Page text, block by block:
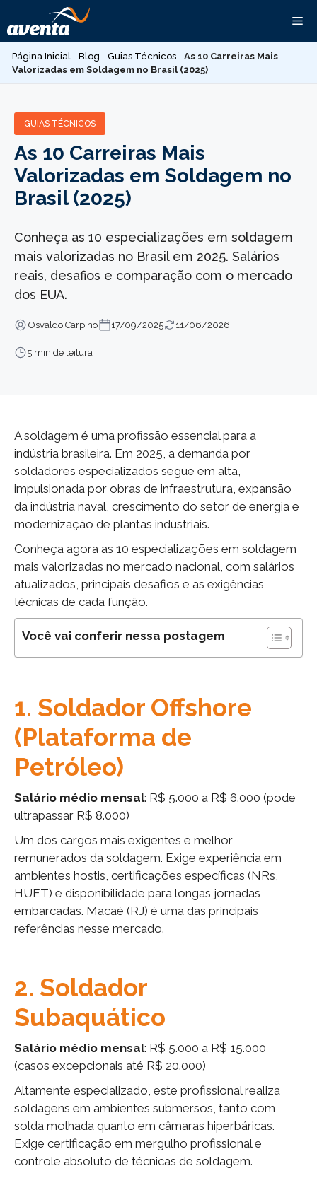
para
o
conteúdo
Página Inicial - Blog - Guias Técnicos - As 10 Carreiras Mais
Valorizadas em Soldagem no Brasil (2025)
GUIAS TÉCNICOS
As 10 Carreiras Mais
Valorizadas em Soldagem no
Brasil (2025)
Conheça as 10 especializações em soldagem
mais valorizadas no Brasil em 2025. Salários
reais, desafios e comparação com o mercado
dos EUA.
Osvaldo Carpino 17/09/2025 11/06/2026
5 min de leitura
A soldagem é uma profissão essencial para a
indústria brasileira. Em 2025, a demanda por
soldadores especializados segue em alta,
impulsionada por obras de infraestrutura, expansão
da indústria naval, crescimento do setor de energia e
modernização de plantas industriais.
Conheça agora as 10 especializações em soldagem
mais valorizadas no mercado nacional, com salários
atualizados, principais desafios e as exigências
técnicas de cada função.
Você vai conferir nessa postagem
1. Soldador Offshore
(Plataforma de
Petróleo)
Salário médio mensal: R$ 5.000 a R$ 6.000 (pode
ultrapassar R$ 8.000)
Um dos cargos mais exigentes e melhor
remunerados da soldagem. Exige experiência em
ambientes hostis, certificações específicas (NRs,
HUET) e disponibilidade para longas jornadas
embarcadas. Macaé (RJ) é uma das principais
referências nesse mercado.
2. Soldador
Subaquático
Salário médio mensal: R$ 5.000 a R$ 15.000
(casos excepcionais até R$ 20.000)
Altamente especializado, este profissional realiza
soldagens em ambientes submersos, tanto com
solda molhada quanto em câmaras hiperbáricas.
Exige certificação em mergulho profissional e
controle absoluto de técnicas de soldagem.